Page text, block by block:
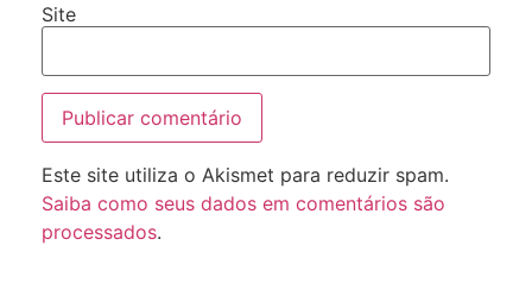
Site
Este site utiliza o Akismet para reduzir spam.
Saiba como seus dados em comentários são
processados.